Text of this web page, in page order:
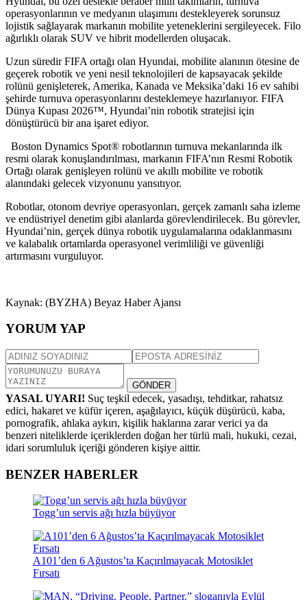
operasyonlarının ve medyanın ulaşımını destekleyerek sorunsuz
lojistik sağlayarak markanın mobilite yeteneklerini sergileyecek. Filo
ağırlıklı olarak SUV ve hibrit modellerden oluşacak.
Uzun süredir FIFA ortağı olan Hyundai, mobilite alanının ötesine de
geçerek robotik ve yeni nesil teknolojileri de kapsayacak şekilde
rolünü genişleterek, Amerika, Kanada ve Meksika’daki 16 ev sahibi
şehirde turnuva operasyonlarını desteklemeye hazırlanıyor. FIFA
Dünya Kupası 2026™, Hyundai’nin robotik stratejisi için
dönüştürücü bir ana işaret ediyor.
Boston Dynamics Spot® robotlarının turnuva mekanlarında ilk
resmi olarak konuşlandırılması, markanın FIFA’nın Resmi Robotik
Ortağı olarak genişleyen rolünü ve akıllı mobilite ve robotik
alanındaki gelecek vizyonunu yansıtıyor.
Robotlar, otonom devriye operasyonları, gerçek zamanlı saha izleme
ve endüstriyel denetim gibi alanlarda görevlendirilecek. Bu görevler,
Hyundai’nin, gerçek dünya robotik uygulamalarına odaklanmasını
ve kalabalık ortamlarda operasyonel verimliliği ve güvenliği
artırmasını vurguluyor.
Kaynak: (BYZHA) Beyaz Haber Ajansı
YORUM YAP
GÖNDER
YASAL UYARI! Suç teşkil edecek, yasadışı, tehditkar, rahatsız
edici, hakaret ve küfür içeren, aşağılayıcı, küçük düşürücü, kaba,
pornografik, ahlaka aykırı, kişilik haklarına zarar verici ya da
benzeri niteliklerde içeriklerden doğan her türlü mali, hukuki, cezai,
idari sorumluluk içeriği gönderen kişiye aittir.
BENZER HABERLER
Togg’un servis ağı hızla büyüyor
A101’den 6 Ağustos’ta Kaçırılmayacak Motosiklet
Fırsatı